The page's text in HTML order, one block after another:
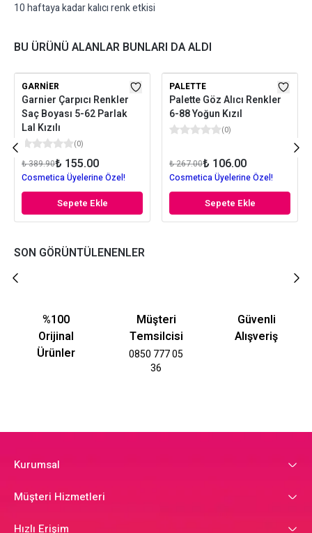
10 haftaya kadar kalıcı renk etkisi
BU ÜRÜNÜ ALANLAR BUNLARI DA ALDI
GARNIER
Garnier Çarpıcı Renkler
Saç Boyası 5-62 Parlak
Lal Kızılı
(0)
₺ 389.90₺ 155.00
Cosmetica Üyelerine Özel!
Sepete Ekle
PALETTE
Palette Göz Alıcı Renkler
6-88 Yoğun Kızıl
(0)
₺ 267.00₺ 106.00
Cosmetica Üyelerine Özel!
Sepete Ekle
SON GÖRÜNTÜLENENLER
%100
Orijinal
Ürünler
Müşteri
Temsilcisi
0850 777 05
36
Güvenli
Alışveriş
Kurumsal
Müşteri Hizmetleri
Hızlı Erişim